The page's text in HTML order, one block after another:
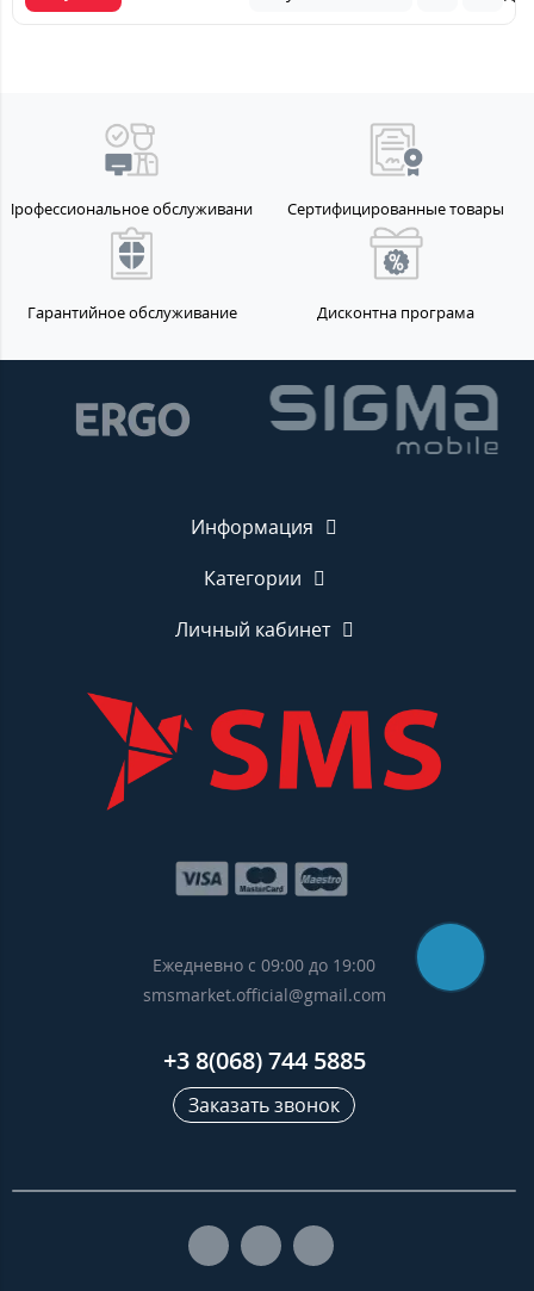
Профессиональное обслуживание Сертифицированные товары
Гарантийное обслуживание Дисконтна програма
Информация
Категории
Личный кабинет
Ежедневно с 09:00 до 19:00
smsmarket.official@gmail.com
+3 8(068) 744 5885
Заказать звонок